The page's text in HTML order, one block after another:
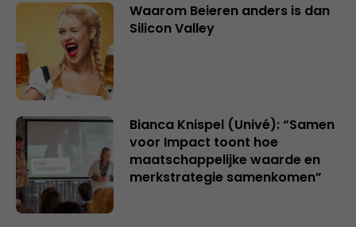
Waarom Beieren anders is dan
Silicon Valley
Bianca Knispel (Univé): “Samen
voor Impact toont hoe
maatschappelijke waarde en
merkstrategie samenkomen”